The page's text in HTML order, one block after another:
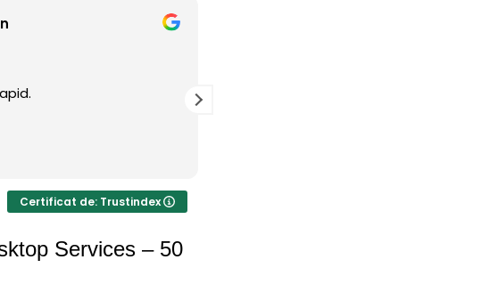
Costel Vramulet
Am primit ce am comandat și totul a
funcționat perfect! Mulțumesc!
Certificat de: Trustindex
Services – 50